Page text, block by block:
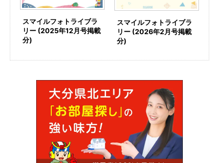
スマイルフォトライブラ
リー (2025年12月号掲載
分)
スマイルフォトライブラ
リー (2026年2月号掲載
分)